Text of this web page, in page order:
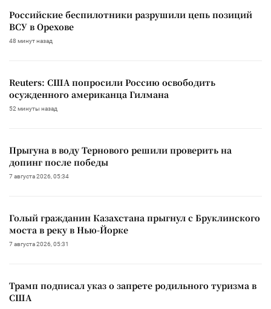
Российские беспилотники разрушили цепь позиций
ВСУ в Орехове
48 минут назад
Reuters: США попросили Россию освободить
осужденного американца Гилмана
52 минуты назад
Прыгуна в воду Тернового решили проверить на
допинг после победы
7 августа 2026, 05:34
Голый гражданин Казахстана прыгнул с Бруклинского
моста в реку в Нью-Йорке
7 августа 2026, 05:31
Трамп подписал указ о запрете родильного туризма в
США